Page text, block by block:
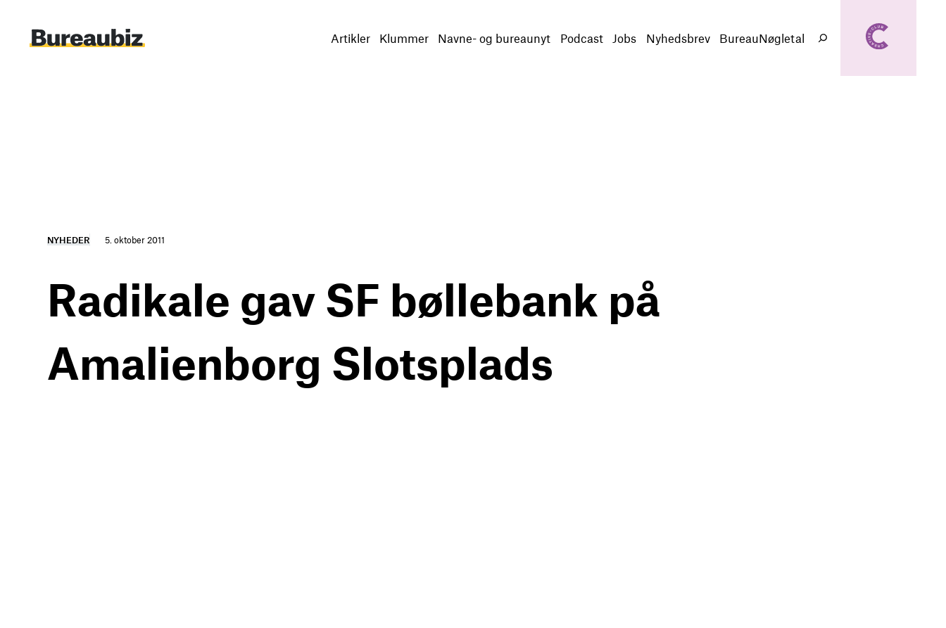
indhold
Artikler Klummer Navne- og bureaunyt Podcast Jobs Nyhedsbrev BureauNøgletal
Søg
NYHEDER 5. oktober 2011
Radikale gav SF bøllebank på
Amalienborg Slotsplads